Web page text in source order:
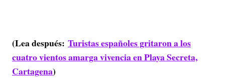
(Lea después: Turistas españoles gritaron a los
cuatro vientos amarga vivencia en Playa Secreta,
Cartagena)